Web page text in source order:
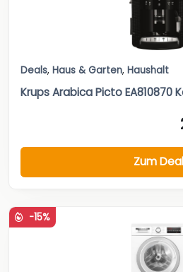
Deals, Haus & Garten, Haushalt
Krups Arabica Picto
Zum Deal
-15%